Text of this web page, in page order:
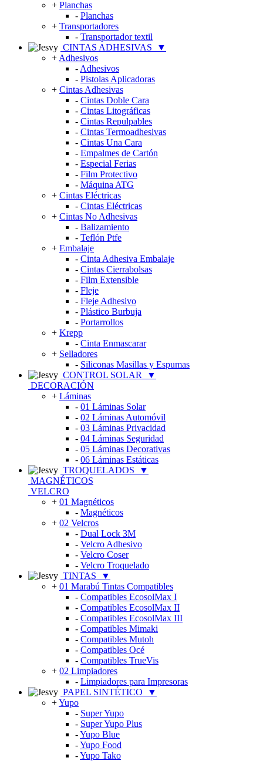
+ Planchas
- Planchas
+ Transportadores
- Transportador textil
CINTAS ADHESIVAS
▼
+ Adhesivos
- Adhesivos
- Pistolas Aplicadoras
+ Cintas Adhesivas
- Cintas Doble Cara
- Cintas Litográficas
- Cintas Repulpables
- Cintas Termoadhesivas
- Cintas Una Cara
- Empalmes de Cartón
- Especial Ferias
- Film Protectivo
- Máquina ATG
+ Cintas Eléctricas
- Cintas Eléctricas
+ Cintas No Adhesivas
- Balizamiento
- Teflón Ptfe
+ Embalaje
- Cinta Adhesiva Embalaje
- Cintas Cierrabolsas
- Film Extensible
- Fleje
- Fleje Adhesivo
- Plástico Burbuja
- Portarrollos
+ Krepp
- Cinta Enmascarar
+ Selladores
- Siliconas Masillas y Espumas
CONTROL SOLAR
▼
DECORACIÓN
+ Láminas
- 01 Láminas Solar
- 02 Láminas Automóvil
- 03 Láminas Privacidad
- 04 Láminas Seguridad
- 05 Láminas Decorativas
- 06 Láminas Estáticas
TROQUELADOS
▼
MAGNÉTICOS
VELCRO
+ 01 Magnéticos
- Magnéticos
+ 02 Velcros
- Dual Lock 3M
- Velcro Adhesivo
- Velcro Coser
- Velcro Troquelado
TINTAS
▼
+ 01 Marabú Tintas Compatibles
- Compatibles EcosolMax I
- Compatibles EcosolMax II
- Compatibles EcosolMax III
- Compatibles Mimaki
- Compatibles Mutoh
- Compatibles Océ
- Compatibles TrueVis
+ 02 Limpiadores
- Limpiadores para Impresoras
PAPEL SINTÉTICO
▼
+Yupo
- Super Yupo
- Super Yupo Plus
-Yupo Blue
-Yupo Food
-Yupo Tako